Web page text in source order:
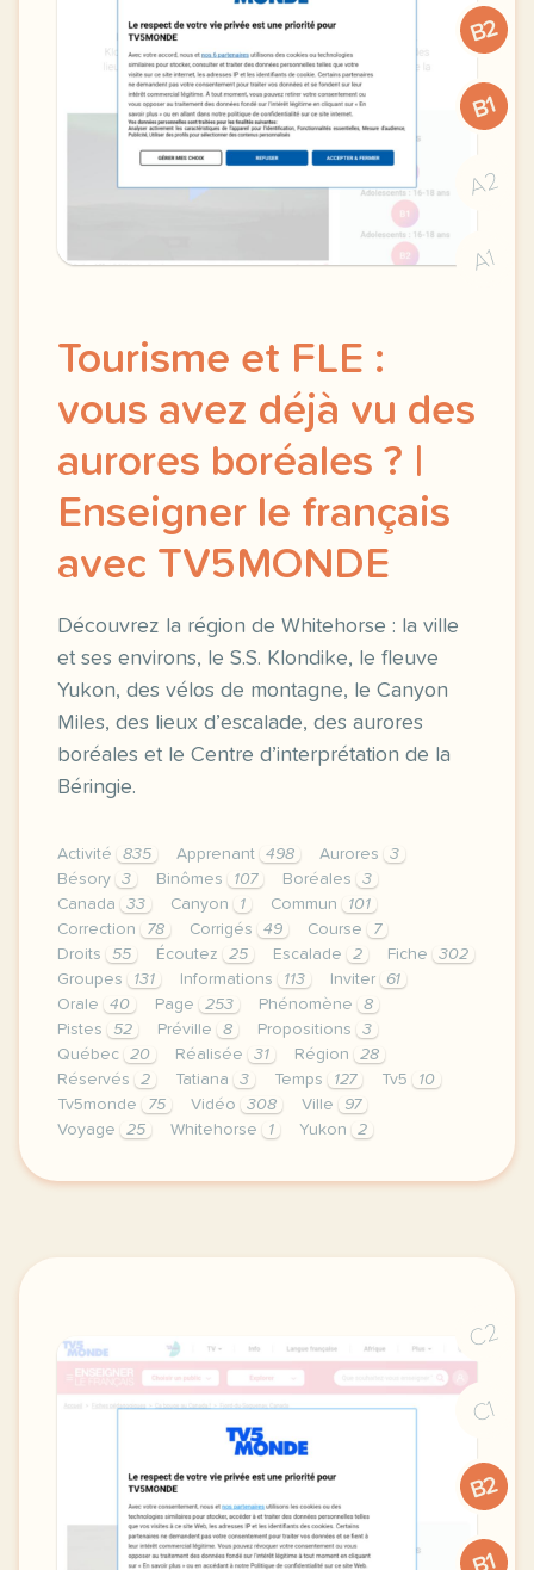
B2
B1
A2
A1
Tourisme et FLE :
vous avez déjà vu des
aurores boréales ? |
Enseigner le français
avec TV5MONDE
Découvrez la région de Whitehorse : la ville
et ses environs, le S.S. Klondike, le fleuve
Yukon, des vélos de montagne, le Canyon
Miles, des lieux d’escalade, des aurores
boréales et le Centre d’interprétation de la
Béringie.
Activité 835 Apprenant 498 Aurores
3
Bésory
3 Binômes 107 Boréales
3
Canada
33 Canyon 1 Commun
101
Correction
78 Corrigés 49 Course
7
Droits
55 Écoutez 25 Escalade 2 Fiche
302
Groupes
131 Informations 113 Inviter
61
Orale
40 Page 253 Phénomène
8
Pistes
52 Préville 8 Propositions
3
Québec
20 Réalisée 31 Région
28
Réservés
2 Tatiana 3 Temps 127 Tv5
10
Tv5monde
75 Vidéo 308 Ville
97
Voyage
25 Whitehorse 1 Yukon 2
le respect de votre vie privee est une priorite
C2
C1
B2
B1